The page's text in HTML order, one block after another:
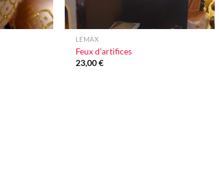
LEMAX
Feux d’artifices
23,00€